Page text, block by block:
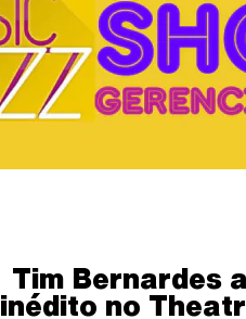
Tim Bernardes
inédito no